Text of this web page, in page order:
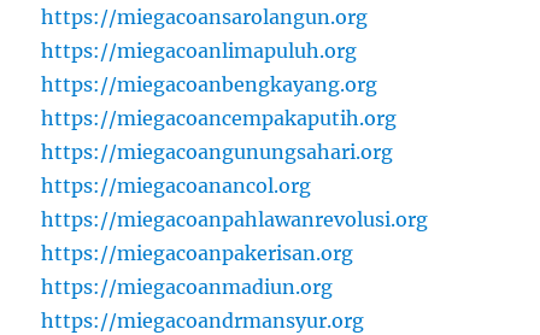
https://miegacoansarolangun.org
https://miegacoanlimapuluh.org
https://miegacoanbengkayang.org
https://miegacoancempakaputih.org
https://miegacoangunungsahari.org
https://miegacoanancol.org
https://miegacoanpahlawanrevolusi.org
https://miegacoanpakerisan.org
https://miegacoanmadiun.org
https://miegacoandrmansyur.org